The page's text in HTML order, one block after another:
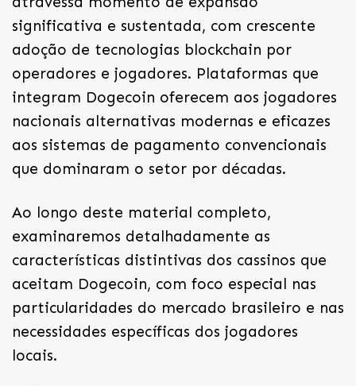
significativa e sustentada, com crescente
adoção de tecnologias blockchain por
operadores e jogadores. Plataformas que
integram Dogecoin oferecem aos jogadores
nacionais alternativas modernas e eficazes
aos sistemas de pagamento convencionais
que dominaram o setor por décadas.
Ao longo deste material completo,
examinaremos detalhadamente as
características distintivas dos cassinos que
aceitam Dogecoin, com foco especial nas
particularidades do mercado brasileiro e nas
necessidades específicas dos jogadores
locais.